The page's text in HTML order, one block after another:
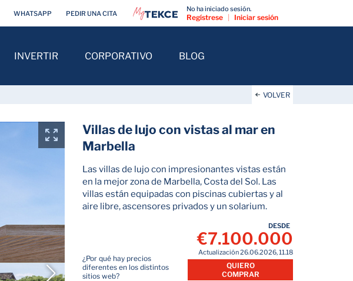
VOLVER
Villas de lujo con vistas al mar en
Marbella
Las villas de lujo con impresionantes vistas están
en la mejor zona de Marbella, Costa del Sol. Las
villas están equipadas con piscinas cubiertas y al
aire libre, ascensores privados y un solarium.
¿Por qué hay precios
diferentes en los distintos
sitios web?
DESDE
€7.100.000
Actualización 26.06.2026, 11.18
QUIERO
COMPRAR
INVERTIR CORPORATIVO BLOG
WHATSAPP PEDIR UNA CITA
No ha iniciado sesión.
Regístrese Iniciar sesión